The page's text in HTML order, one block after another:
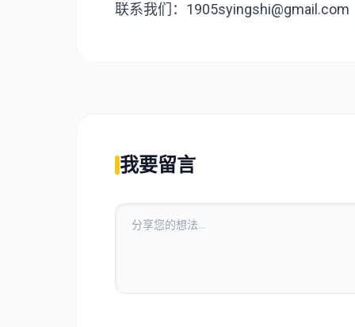
联系我们：1905syingshi@gmail.com
我要留言